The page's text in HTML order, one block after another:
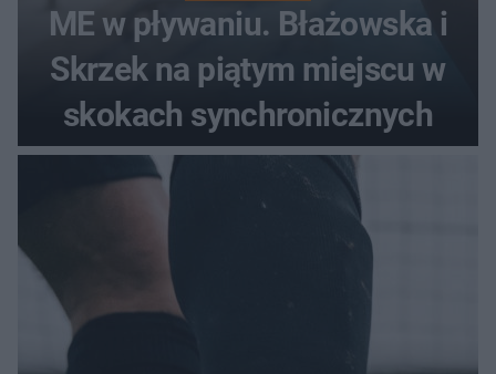
ME w pływaniu. Błażowska i
Skrzek na piątym miejscu w
skokach synchronicznych